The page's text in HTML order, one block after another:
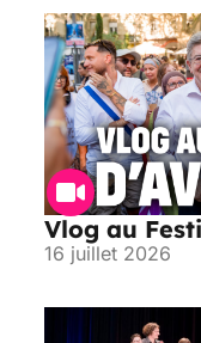
Vlog au
16 juillet 2026